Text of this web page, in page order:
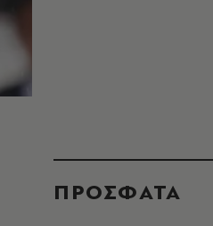
ΠΡΟΣΦΑΤΑ